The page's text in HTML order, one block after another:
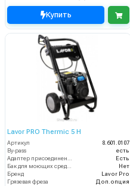
Купить
Lavor PRO Thermic 5 H
Артикул
8.601.0107
By-pass
есть
Есть
Нет
Бренд
Lavor Pro
Грязевая фреза
Доп.опция